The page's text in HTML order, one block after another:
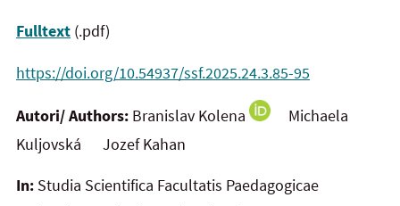
Fulltext (.pdf)
https://doi.org/10.54937/ssf.2025.24.3.85-95
Autori/ Authors: Branislav Kolena
Michaela
Kuljovská Jozef Kahan
In: Studia Scientifica Facultatis Paedagogicae